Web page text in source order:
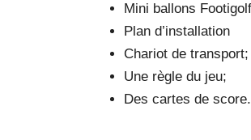
Mini ballons
Plan d’installation
Chariot de transport;
Une règle du jeu;
Des cartes de score.